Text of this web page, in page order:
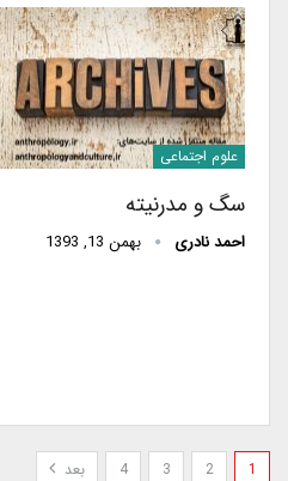
علوم اجتماعی
سگ و مدرنیته
احمد نادری بهمن 13, 1393
بعد